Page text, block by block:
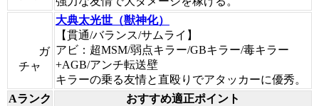
ガ
チャ
大典太光世（獣神化）
【貫通/バランス/サムライ】
アビ：超MSM/弱点キラー/GBキラー/毒キラー
+AGB/アンチ転送壁
キラーの乗る友情と直殴りでアタッカーに優秀。
Aランク
おすすめ適正ポイント